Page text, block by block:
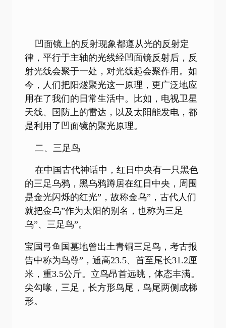
凹面镜上的反射现象都遵从光的反射定
律，平行于主轴的光线经凹面镜反射后，反
射光线会聚于一处，对光线起会聚作用。如
今，人们把阳燧聚光这一原理，更广泛地应
用在了我们的日常生活中。比如，电视卫星
天线、国防上的雷达，以及太阳能发电，都
是利用了凹面镜的聚光原理。
二、三足鸟
在中国古代神话中，红日中央有一只黑色
的三足乌鸦，黑乌鸦蹲居在红日中央，周围
是金光闪烁的红光”，故称金乌”，古代人们
就把金乌”作为太阳的别名，也称为三足
乌”、三足鸟”。
宝国弓鱼国墓地曾出土青铜三足鸟，考古报
告中称为鸟尊”，通高23.5、首至尾长31.2厘
米，重3.5公斤。立鸟昂首远眺，体态丰满。
尖勾喙，三足，长方形鸟尾，鸟尾两侧成梯
形。